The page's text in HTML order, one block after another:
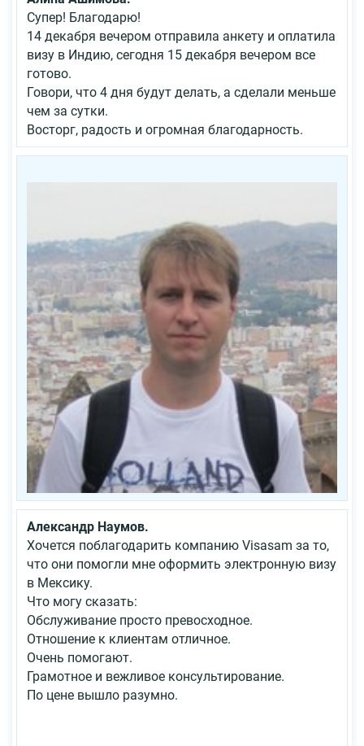
Супер! Благодарю!
14 декабря вечером отправила анкету и оплатила
визу в Индию, сегодня 15 декабря вечером все
готово.
Говори, что 4 дня будут делать, а сделали меньше
чем за сутки.
Восторг, радость и огромная благодарность.
Александр Наумов.
Хочется поблагодарить компанию Visasam за то,
что они помогли мне оформить электронную визу
в Мексику.
Что могу сказать:
Обслуживание просто превосходное.
Отношение к клиентам отличное.
Очень помогают.
Грамотное и вежливое консультирование.
По цене вышло разумно.